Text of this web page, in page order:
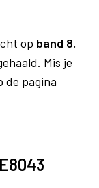
op band 8.
Mis je
de pagina